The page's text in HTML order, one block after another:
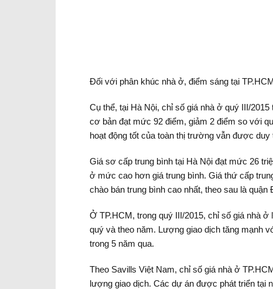
Đối với phân khúc nhà ở, điểm sáng tại
Cụ thể, tại Hà Nội, chỉ số giá nhà ở quý III/
cơ bản đạt mức 92 điểm, giảm 2 điểm so với
hoạt động tốt của toàn thị trường vẫn được duy
Giá sơ cấp trung bình tại Hà Nội đạt mức 26
ở mức cao hơn giá trung bình. Giá thứ cấp
chào bán trung bình cao nhất, theo sau là
Ở TP.HCM, trong quý III/2015, chỉ số giá nhà
quý và theo năm. Lượng giao dịch tăng mạnh
trong 5 năm qua.
Theo Savills Việt Nam, chỉ số giá nhà ở
lượng giao dịch. Các dự án được phát triển tại